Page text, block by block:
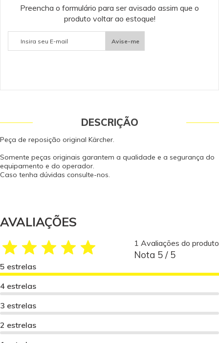
Preencha o formulário para ser avisado assim que o
produto voltar ao estoque!
Avise-me
DESCRIÇÃO
Peça de reposição original Kärcher.
Somente peças originais garantem a qualidade e a segurança do
equipamento e do operador.
Caso tenha dúvidas consulte-nos.
AVALIAÇÕES
1 Avaliações do produto
Nota 5 / 5
5 estrelas
4 estrelas
3 estrelas
2 estrelas